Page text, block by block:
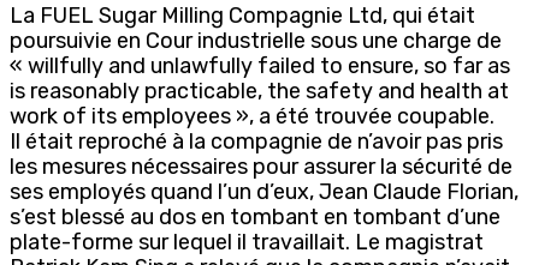
La FUEL Sugar Milling Compagnie Ltd, qui était
poursuivie en Cour industrielle sous une charge de
« willfully and unlawfully failed to ensure, so far as
is reasonably practicable, the safety and health at
work of its employees », a été trouvée coupable.
Il était reproché à la compagnie de n’avoir pas pris
les mesures nécessaires pour assurer la sécurité de
ses employés quand l’un d’eux, Jean Claude Florian,
s’est blessé au dos en tombant en tombant d’une
plate-forme sur lequel il travaillait. Le magistrat